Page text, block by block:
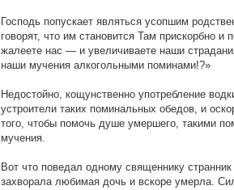
Господь попускает являться усопшим
говорят, что им становится Там прискорбно
жалеете нас — и увеличиваете наши
наши мучения алкогольными поминами!?»
Недостойно, кощунственно употребление
устроители таких поминальных обедов, и
того, чтобы помочь душе умершего, такими
мучения.
Вот что поведал одному священнику
захворала любимая дочь и вскоре умерла.